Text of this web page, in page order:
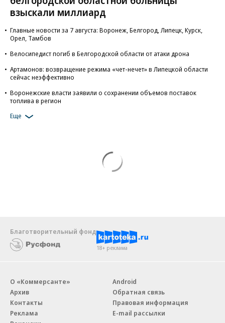
взыскали миллиард
Главные новости за 7 августа: Воронеж, Белгород, Липецк, Курск,
Орел, Тамбов
Велосипедист погиб в Белгородской области от атаки дрона
Артамонов: возвращение режима «чет-нечет» в Липецкой области
сейчас неэффективно
Воронежские власти заявили о сохранении объемов поставок
топлива в регион
Еще
Благотворительный фонд
18+ реклама
О «Коммерсанте»
Архив
Контакты
Реклама
Android
Обратная связь
Правовая информация
E-mail рассылки